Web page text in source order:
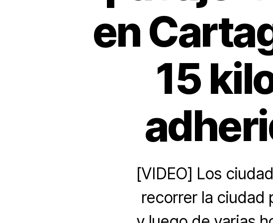
en
15
[VIDEO] Los
recorrer la ciudad